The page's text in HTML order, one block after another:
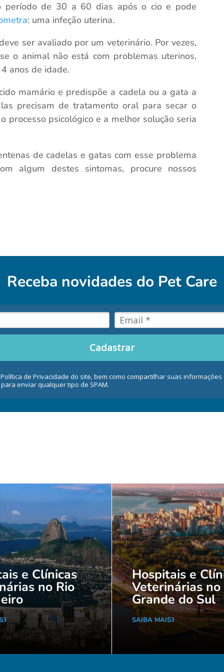
período de 30 a 60 dias após o cio e pode
: uma infeção uterina.
ser avaliado por um veterinário. Por vezes,
o animal não está com problemas uterinos,
anos de idade.
mamário e predispõe a cadela ou a gata a
precisam de tratamento oral para secar o
psicológico e a melhor solução seria
de cadelas e gatas com esse problema
algum destes sintomas, procure nossos
Receba novidades do Pet Care
Cadastrar
de Privacidade do site, bem como compartilhar suas
enviar qualquer tipo de SPAM.
e Clínicas
no Rio
Hospitais e
Veterinárias no
Grande do Sul
SAIBA MAIS